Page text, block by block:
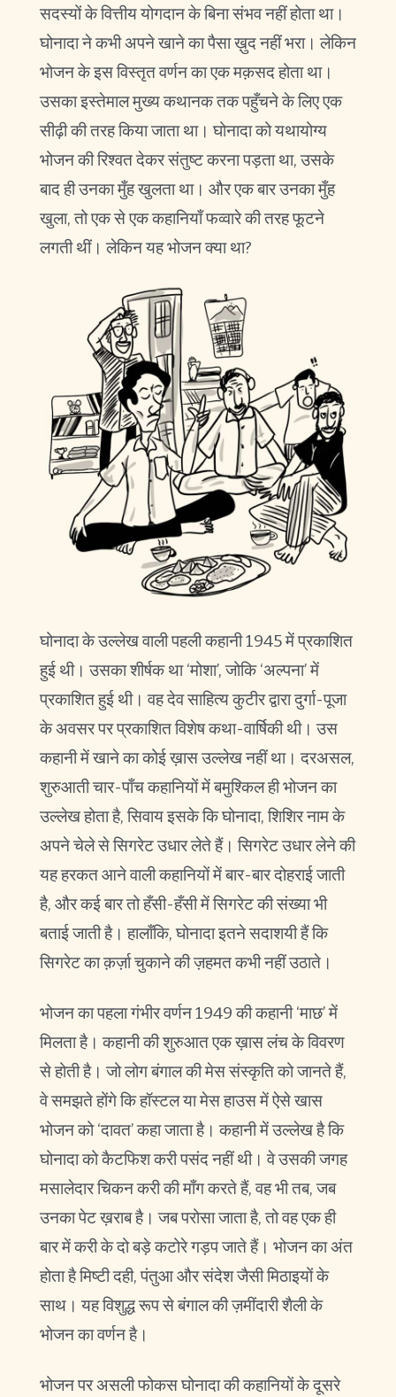
सदस्यों के वित्तीय योगदान के बिना संभव नहीं होता था।
घोनादा ने कभी अपने खाने का पैसा ख़ुद नहीं भरा। लेकिन
भोजन के इस विस्तृत वर्णन का एक मक़सद होता था।
उसका इस्तेमाल मुख्य कथानक तक पहुँचने के लिए एक
सीढ़ी की तरह किया जाता था। घोनादा को यथायोग्य
भोजन की रिश्वत देकर संतुष्ट करना पड़ता था, उसके
बाद ही उनका मुँह खुलता था। और एक बार उनका मुँह
खुला, तो एक से एक कहानियाँ फव्वारे की तरह फूटने
लगती थीं। लेकिन यह भोजन क्या था?
घोनादा के उल्लेख वाली पहली कहानी 1945 में प्रकाशित
हुई थी। उसका शीर्षक था ‘मोशा’, जोकि ‘अल्पना’ में
प्रकाशित हुई थी। वह देव साहित्य कुटीर द्वारा दुर्गा-पूजा
के अवसर पर प्रकाशित विशेष कथा-वार्षिकी थी। उस
कहानी में खाने का कोई ख़ास उल्लेख नहीं था। दरअसल,
शुरुआती चार-पाँच कहानियों में बमुश्किल ही भोजन का
उल्लेख होता है, सिवाय इसके कि घोनादा, शिशिर नाम के
अपने चेले से सिगरेट उधार लेते हैं। सिगरेट उधार लेने की
यह हरकत आने वाली कहानियों में बार-बार दोहराई जाती
है, और कई बार तो हँसी-हँसी में सिगरेट की संख्या भी
बताई जाती है। हालाँकि, घोनादा इतने सदाशयी हैं कि
सिगरेट का क़र्ज़ा चुकाने की ज़हमत कभी नहीं उठाते।
भोजन का पहला गंभीर वर्णन 1949 की कहानी ‘माछ’ में
मिलता है। कहानी की शुरुआत एक ख़ास लंच के विवरण
से होती है। जो लोग बंगाल की मेस संस्कृति को जानते हैं,
वे समझते होंगे कि हॉस्टल या मेस हाउस में ऐसे खास
भोजन को ‘दावत’ कहा जाता है। कहानी में उल्लेख है कि
घोनादा को कैटफिश करी पसंद नहीं थी। वे उसकी जगह
मसालेदार चिकन करी की माँग करते हैं, वह भी तब, जब
उनका पेट ख़राब है। जब परोसा जाता है, तो वह एक ही
बार में करी के दो बड़े कटोरे गड़प जाते हैं। भोजन का अंत
होता है मिष्टी दही, पंतुआ और संदेश जैसी मिठाइयों के
साथ। यह विशुद्ध रूप से बंगाल की ज़मींदारी शैली के
भोजन का वर्णन है।
भोजन पर असली फोकस घोनादा की कहानियों के दूसरे